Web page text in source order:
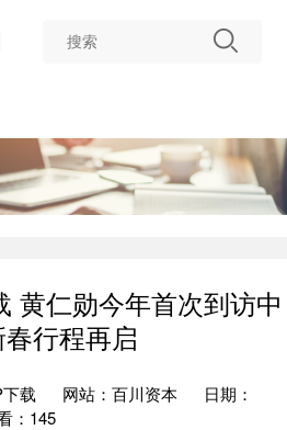
黄仁勋今年首次到访中
行程再启
载 网站：百川资本
日期：
：145